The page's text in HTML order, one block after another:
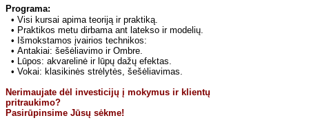
Programa:
• Visi kursai apima teoriją ir praktiką.
• Praktikos metu dirbama ant latekso ir modelių.
• Išmokstamos įvairios technikos:
• Antakiai: šešėliavimo ir Ombre.
•
Lūpos: akvarelinė ir lūpų dažų efektas.
• Vokai: klasikinės strėlytės, šešėliavimas.
Nerimaujate dėl investicijų į mokymus ir klientų
pritraukimo?
Pasirūpinsime Jūsų sėkme!